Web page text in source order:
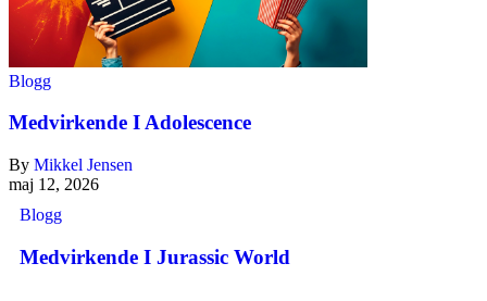
Blogg
Medvirkende I Jurassic World
Blogg
Medvirkende I Adolescence
By Mikkel Jensen
maj 12, 2026